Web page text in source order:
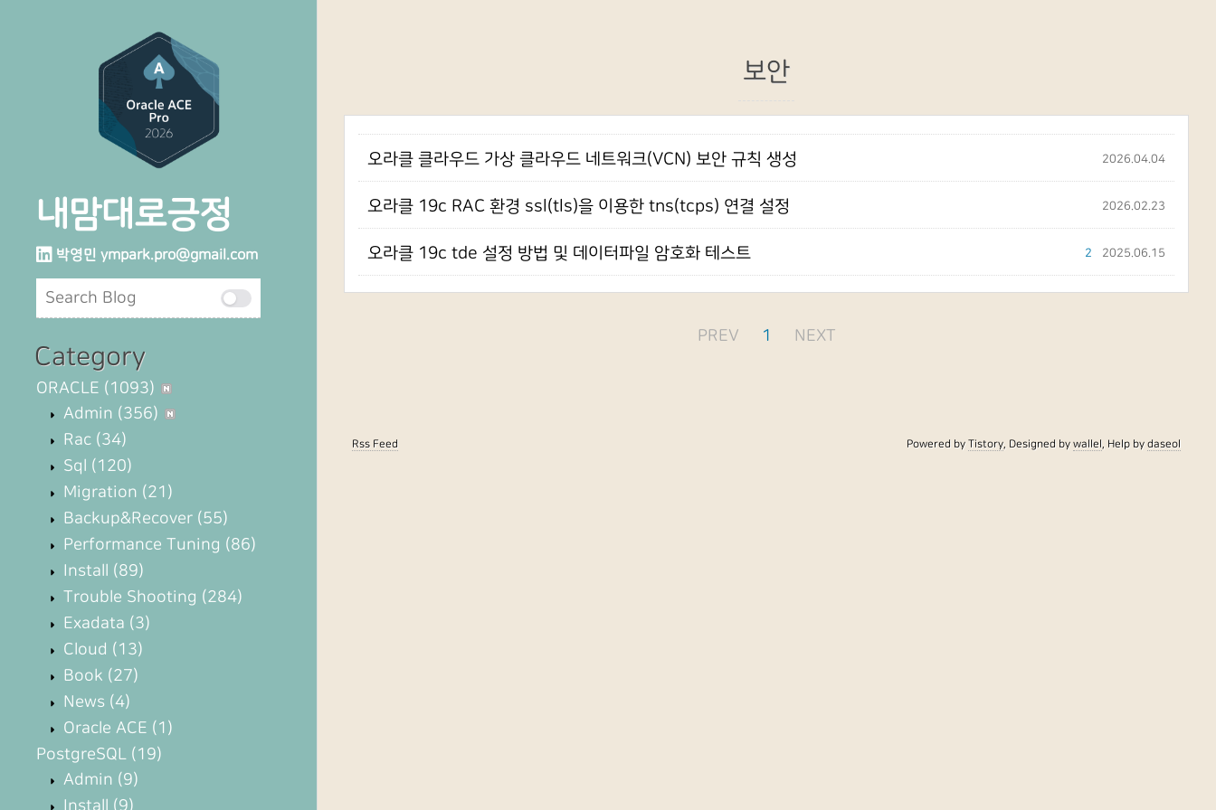
내맘대로긍정
박영민 ympark.pro@gmail.com
Category
ORACLE (1093)
Admin (356)
Rac (34)
Sql (120)
Migration (21)
Backup&Recover (55)
Performance Tuning (86)
Install (89)
Trouble Shooting (284)
Exadata (3)
Cloud (13)
Book (27)
News (4)
Oracle ACE (1)
PostgreSQL (19)
Admin (9)
Install (9)
보안
오라클 클라우드 가상 클라우드 네트워크(VCN) 보안 규칙 생성 2026.04.04
오라클 19c RAC 환경 ssl(tls)을 이용한 tns(tcps) 연결 설정 2026.02.23
오라클 19c tde 설정 방법 및 데이터파일 암호화 테스트 2025.06.15
2
PREV 1 NEXT
Powered byTistory, Designed bywallel, Help bydaseol
Rss Feed